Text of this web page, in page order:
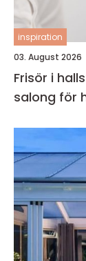
inspiration
03. August 2026
Frisör i
salong för